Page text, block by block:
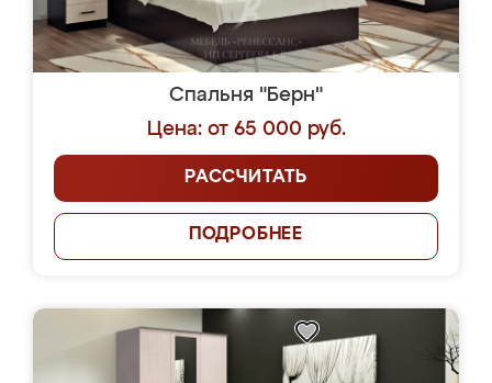
Спальня "Берн"
Цена: от 65 000 руб.
РАССЧИТАТЬ
ПОДРОБНЕЕ